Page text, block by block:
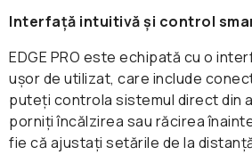
Interfață intuitivă și control
EDGE PRO este echipată cu o
ușor de utilizat, care include
puteți controla sistemul direct din
porniți încălzirea sau răcirea
fie că ajustați setările de la